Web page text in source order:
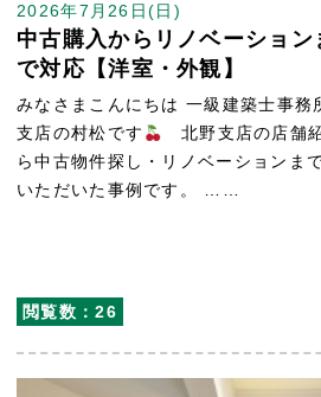
閲覧数：26
2026年7月26日(日)
中古購入からリノベーショ
で対応【洋室・外観】
みなさまこんにちは 一級建築士事務
支店の村松です
北野支店の店舗
ら中古物件探し・リノベーションま
いただいた事例です。 ……